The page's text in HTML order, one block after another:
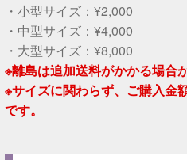
・小型サイズ：¥2,000
・中型サイズ：¥4,000
・大型サイズ：¥8,000
※離島は追加送料がかかる場合
※サイズに関わらず、ご購入金
です。